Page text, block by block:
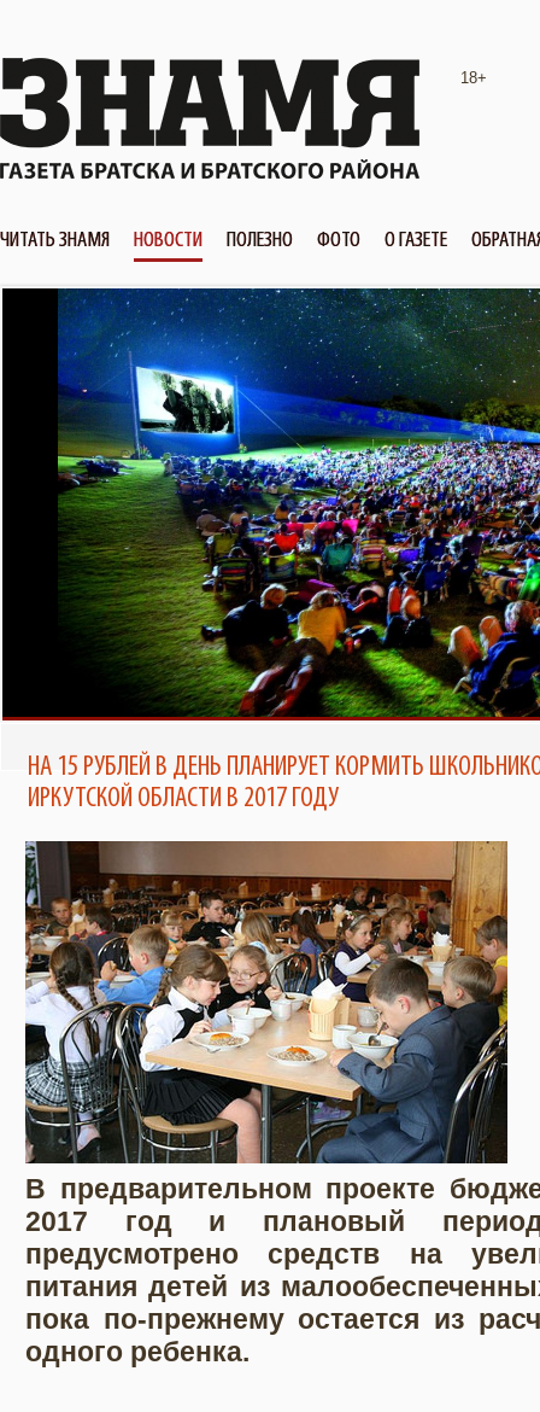
18+
ЧИТАТЬ ЗНАМЯ НОВОСТИ ПОЛЕЗНО ФОТО О ГАЗЕТЕ
ТЕПЕРЬ ПОЧИТАТЬ ЕЖЕНЕДЕЛЬНИК
«ЗНАМЯ» МОЖНО НА ПОРТАЛЕ
BRATSK-POISK.RU
В БРАТСКЕ ПОЯВИТСЯ КИНОТЕАТР
ПОД ОТКРЫТЫМ НЕБОМ ОТ TELE2
НА 15 РУБЛЕЙ В ДЕНЬ ПЛАНИРУЕТ КОРМИТЬ
ИРКУТСКОЙ ОБЛАСТИ В 2017 ГОДУ
В предварительном проекте
2017 год и плановый
предусмотрено средств на
питания детей из
пока по-прежнему остается из
одного ребенка.